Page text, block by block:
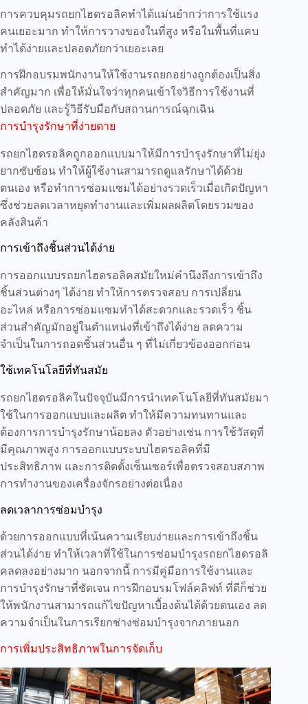
การควบคุมรถยกไฮดรอลิคทำได้แม่นยำกว่าการใช้แรง
คนเยอะมาก ทำให้การวางของในที่สูง หรือในพื้นที่แคบ
ทำได้ง่ายและปลอดภัยกว่าเยอะเลย
การฝึกอบรมพนักงานให้ใช้งานรถยกอย่างถูกต้องเป็นสิ่ง
สำคัญมาก เพื่อให้มั่นใจว่าทุกคนเข้าใจวิธีการใช้งานที่
ปลอดภัย และรู้วิธีรับมือกับสถานการณ์ฉุกเฉิน
การบำรุงรักษาที่ง่ายดาย
รถยกไฮดรอลิคถูกออกแบบมาให้มีการบำรุงรักษาที่ไม่ยุ่ง
ยากซับซ้อน ทำให้ผู้ใช้งานสามารถดูแลรักษาได้ด้วย
ตนเอง หรือทำการซ่อมแซมได้อย่างรวดเร็วเมื่อเกิดปัญหา
ซึ่งช่วยลดเวลาหยุดทำงานและเพิ่มผลผลิตโดยรวมของ
คลังสินค้า
การเข้าถึงชิ้นส่วนได้ง่าย
การออกแบบรถยกไฮดรอลิคสมัยใหม่คำนึงถึงการเข้าถึง
ชิ้นส่วนต่างๆ ได้ง่าย ทำให้การตรวจสอบ การเปลี่ยน
อะไหล่ หรือการซ่อมแซมทำได้สะดวกและรวดเร็ว ชิ้น
ส่วนสำคัญมักอยู่ในตำแหน่งที่เข้าถึงได้ง่าย ลดความ
จำเป็นในการถอดชิ้นส่วนอื่น ๆ ที่ไม่เกี่ยวข้องออกก่อน
ใช้เทคโนโลยีที่ทันสมัย
รถยกไฮดรอลิคในปัจจุบันมีการนำเทคโนโลยีที่ทันสมัยมา
ใช้ในการออกแบบและผลิต ทำให้มีความทนทานและ
ต้องการการบำรุงรักษาน้อยลง ตัวอย่างเช่น การใช้วัสดุที่
มีคุณภาพสูง การออกแบบระบบไฮดรอลิคที่มี
ประสิทธิภาพ และการติดตั้งเซ็นเซอร์เพื่อตรวจสอบสภาพ
การทำงานของเครื่องจักรอย่างต่อเนื่อง
ลดเวลาการซ่อมบำรุง
ด้วยการออกแบบที่เน้นความเรียบง่ายและการเข้าถึงชิ้น
ส่วนได้ง่าย ทำให้เวลาที่ใช้ในการซ่อมบำรุงรถยกไฮดรอลิ
คลดลงอย่างมาก นอกจากนี้ การมีคู่มือการใช้งานและ
การบำรุงรักษาที่ชัดเจน การฝึกอบรมโฟล์คลิฟท์ ที่ดีก็ช่วย
ให้พนักงานสามารถแก้ไขปัญหาเบื้องต้นได้ด้วยตนเอง ลด
ความจำเป็นในการเรียกช่างซ่อมบำรุงจากภายนอก
การเพิ่มประสิทธิภาพในการจัดเก็บ